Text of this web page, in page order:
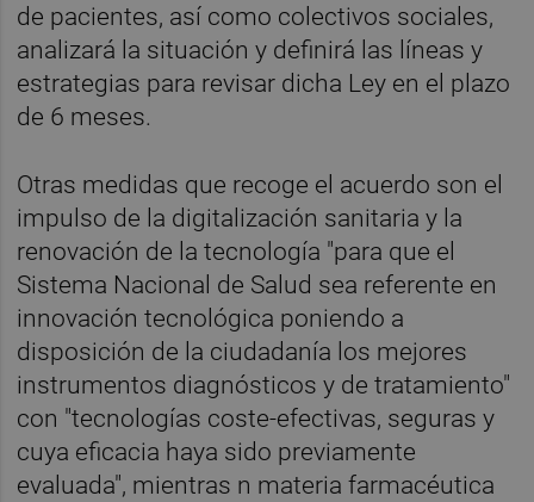
de pacientes, así como colectivos sociales,
analizará la situación y definirá las líneas y
estrategias para revisar dicha Ley en el plazo
de 6 meses.
Otras medidas que recoge el acuerdo son el
impulso de la digitalización sanitaria y la
renovación de la tecnología "para que el
Sistema Nacional de Salud sea referente en
innovación tecnológica poniendo a
disposición de la ciudadanía los mejores
instrumentos diagnósticos y de tratamiento"
con "tecnologías coste-efectivas, seguras y
cuya eficacia haya sido previamente
evaluada", mientras n materia farmacéutica